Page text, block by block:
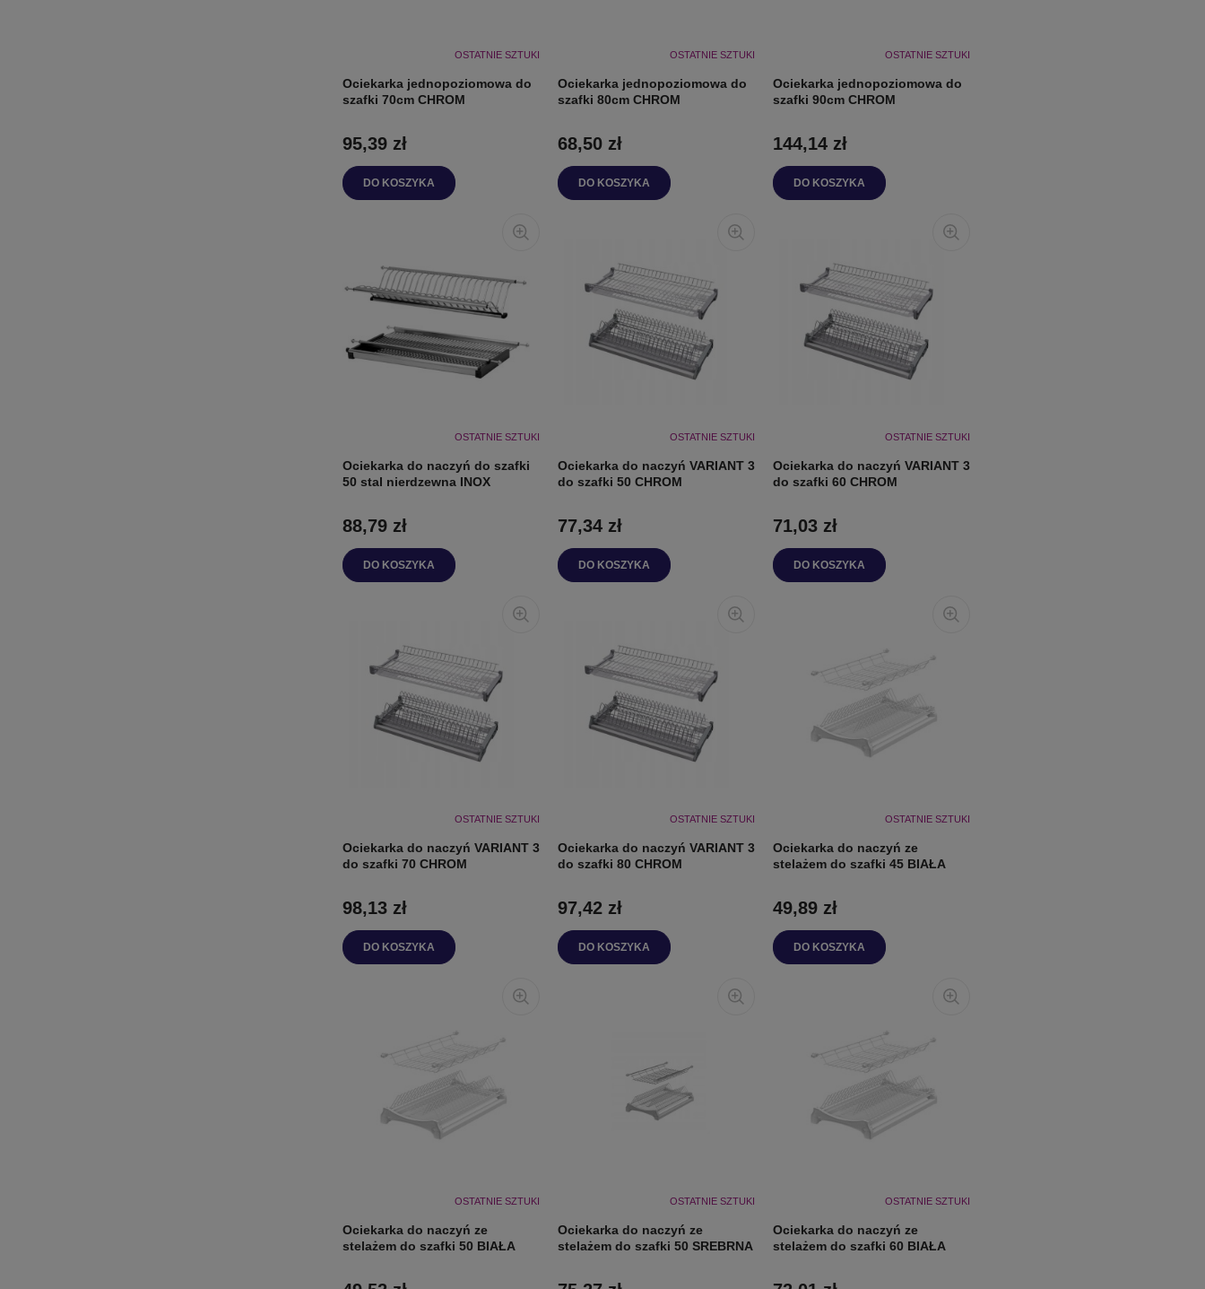
OSTATNIE SZTUKI
Ociekarka jednopoziomowa do
szafki 70cm CHROM
95,39 zł
DO KOSZYKA
OSTATNIE SZTUKI
Ociekarka jednopoziomowa do
szafki 80cm CHROM
68,50 zł
DO KOSZYKA
OSTATNIE SZTUKI
Ociekarka jednopoziomowa do
szafki 90cm CHROM
144,14 zł
DO KOSZYKA
OSTATNIE SZTUKI
Ociekarka do naczyń do szafki
50 stal nierdzewna INOX
88,79 zł
DO KOSZYKA
OSTATNIE SZTUKI
Ociekarka do naczyń VARIANT 3
do szafki 50 CHROM
77,34 zł
DO KOSZYKA
OSTATNIE SZTUKI
Ociekarka do naczyń VARIANT 3
do szafki 60 CHROM
71,03 zł
DO KOSZYKA
OSTATNIE SZTUKI
Ociekarka do naczyń VARIANT 3
do szafki 70 CHROM
98,13 zł
DO KOSZYKA
OSTATNIE SZTUKI
Ociekarka do naczyń VARIANT 3
do szafki 80 CHROM
97,42 zł
DO KOSZYKA
OSTATNIE SZTUKI
Ociekarka do naczyń ze
stelażem do szafki 45 BIAŁA
49,89 zł
DO KOSZYKA
OSTATNIE SZTUKI
Ociekarka do naczyń ze
stelażem do szafki 50 BIAŁA
OSTATNIE SZTUKI
Ociekarka do naczyń ze
stelażem do szafki 50 SREBRNA
OSTATNIE SZTUKI
Ociekarka do naczyń ze
stelażem do szafki 60 BIAŁA